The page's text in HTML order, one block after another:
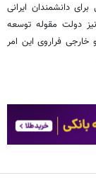
دانشمندان ایرانی
دولت مقوله توسعه
فراروی این امر